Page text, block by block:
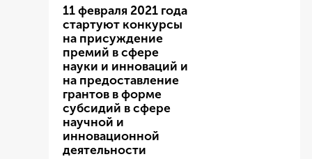
11 февраля 2021 года
стартуют конкурсы
на присуждение
премий в сфере
науки и инноваций и
на предоставление
грантов в форме
субсидий в сфере
научной и
инновационной
деятельности